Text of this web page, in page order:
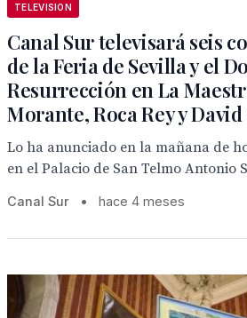
TELEVISION
Canal Sur televisará seis
de la Feria de Sevilla y el
Resurrección en La
Morante, Roca Rey y
Lo ha anunciado en la mañana de
en el Palacio de San Telmo Antonio
Canal Sur • hace 4 meses